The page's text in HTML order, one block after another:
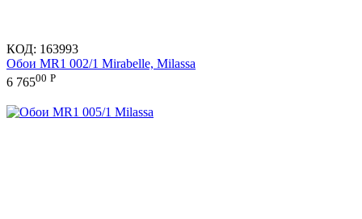
КОД: 163993
Обои MR1 002/1 Mirabelle, Milassa
6 76500 Р